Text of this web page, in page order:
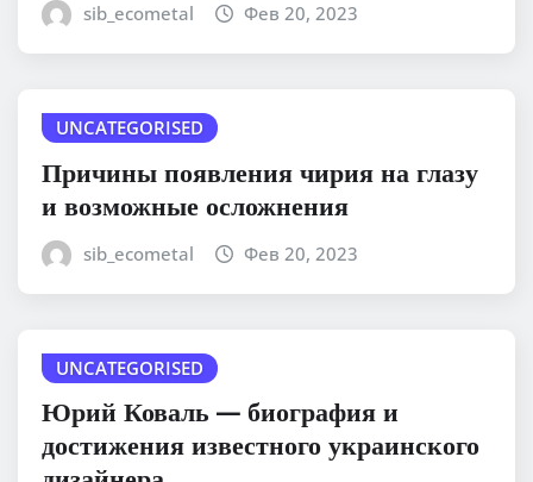
sib_ecometal Фев 20, 2023
UNCATEGORISED
Причины появления чирия на глазу
и возможные осложнения
sib_ecometal Фев 20, 2023
UNCATEGORISED
Юрий Коваль — биография и
достижения известного украинского